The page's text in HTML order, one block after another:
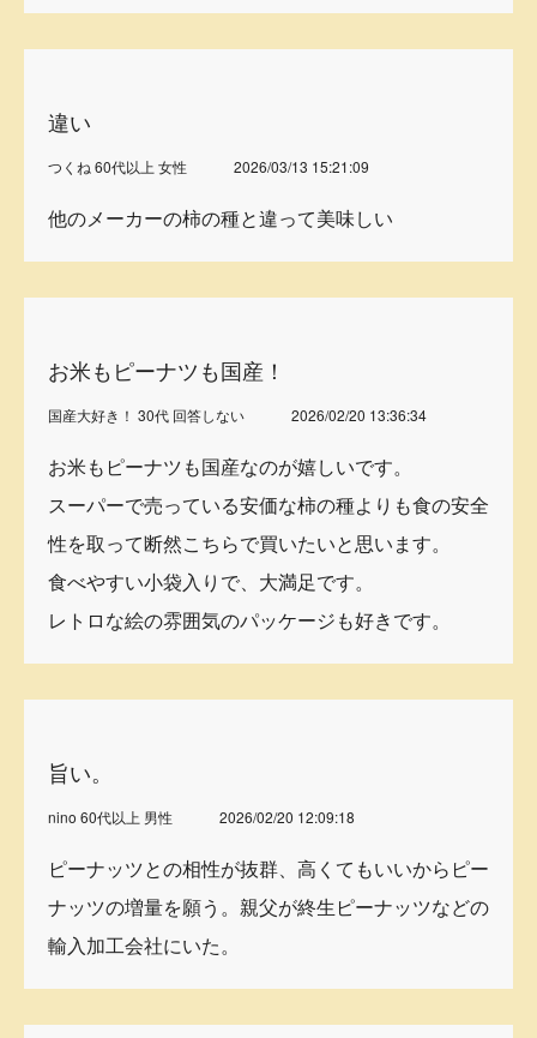
違い
つくね 60代以上 女性 2026/03/13 15:21:09
他のメーカーの柿の種と違って美味しい
お米もピーナツも国産！
国産大好き！ 30代 回答しない 2026/02/20 13:36:34
お米もピーナツも国産なのが嬉しいです。
スーパーで売っている安価な柿の種よりも食の安全
性を取って断然こちらで買いたいと思います。
食べやすい小袋入りで、大満足です。
レトロな絵の雰囲気のパッケージも好きです。
旨い。
nino 60代以上 男性 2026/02/20 12:09:18
ピーナッツとの相性が抜群、高くてもいいからピー
ナッツの増量を願う。親父が終生ピーナッツなどの
輸入加工会社にいた。